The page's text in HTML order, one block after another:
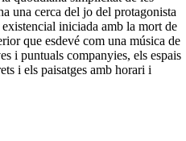
una cerca del jo del protagonista
iniciada amb la mort de
que esdevé com una música de
i puntuals companyies, els espais
i els paisatges amb horari i